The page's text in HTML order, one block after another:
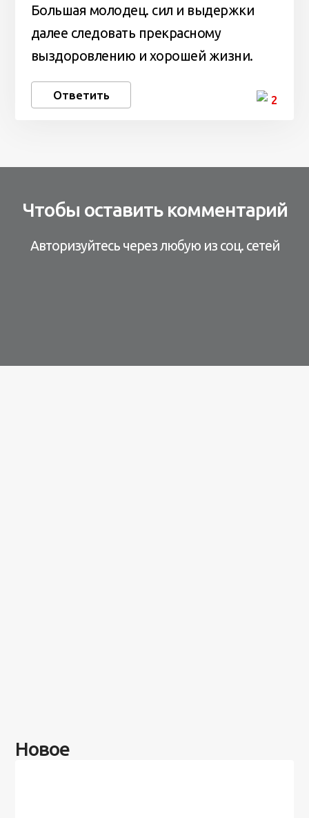
Большая молодец. сил и выдержки
далее следовать прекрасному
выздоровлению и хорошей жизни.
Ответить 2
Чтобы оставить комментарий
Авторизуйтесь через любую из соц. сетей
Новое